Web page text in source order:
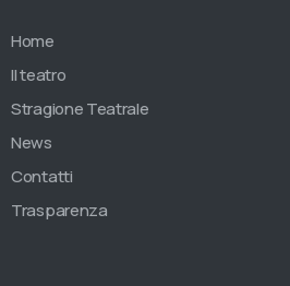
Home
Il teatro
Stragione Teatrale
News
Contatti
Trasparenza